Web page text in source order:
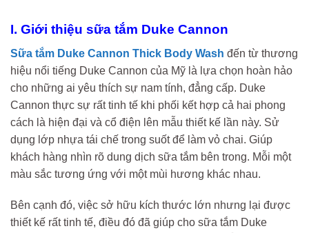
I. Giới thiệu sữa tắm Duke Cannon
Sữa tắm Duke Cannon Thick Body Wash đến từ thương
hiệu nổi tiếng Duke Cannon của Mỹ là lựa chọn hoàn hảo
cho những ai yêu thích sự nam tính, đẳng cấp. Duke
Cannon thực sự rất tinh tế khi phối kết hợp cả hai phong
cách là hiện đại và cổ điện lên mẫu thiết kế lần này. Sử
dụng lớp nhựa tái chế trong suốt để làm vỏ chai. Giúp
khách hàng nhìn rõ dung dịch sữa tắm bên trong. Mỗi một
màu sắc tương ứng với một mùi hương khác nhau.
Bên cạnh đó, việc sở hữu kích thước lớn nhưng lại được
thiết kế rất tinh tế, điều đó đã giúp cho sữa tắm Duke